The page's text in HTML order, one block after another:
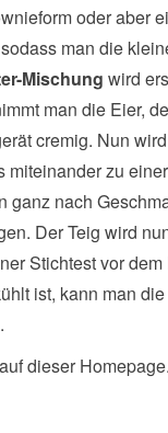
oder aber
man die
Mischung wird
man die Eier,
cremig. Nun
zu
ganz nach
Der Teig wird
Stichtest vor
ist, kann man
dieser Homepage.